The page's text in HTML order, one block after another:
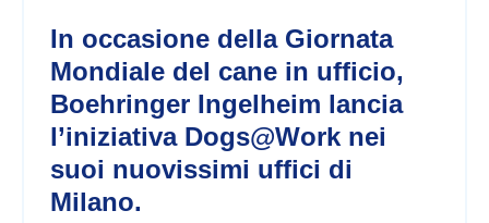
In occasione della Giornata
Mondiale del cane in ufficio,
Boehringer Ingelheim lancia
l’iniziativa Dogs@Work nei
suoi nuovissimi uffici di
Milano.